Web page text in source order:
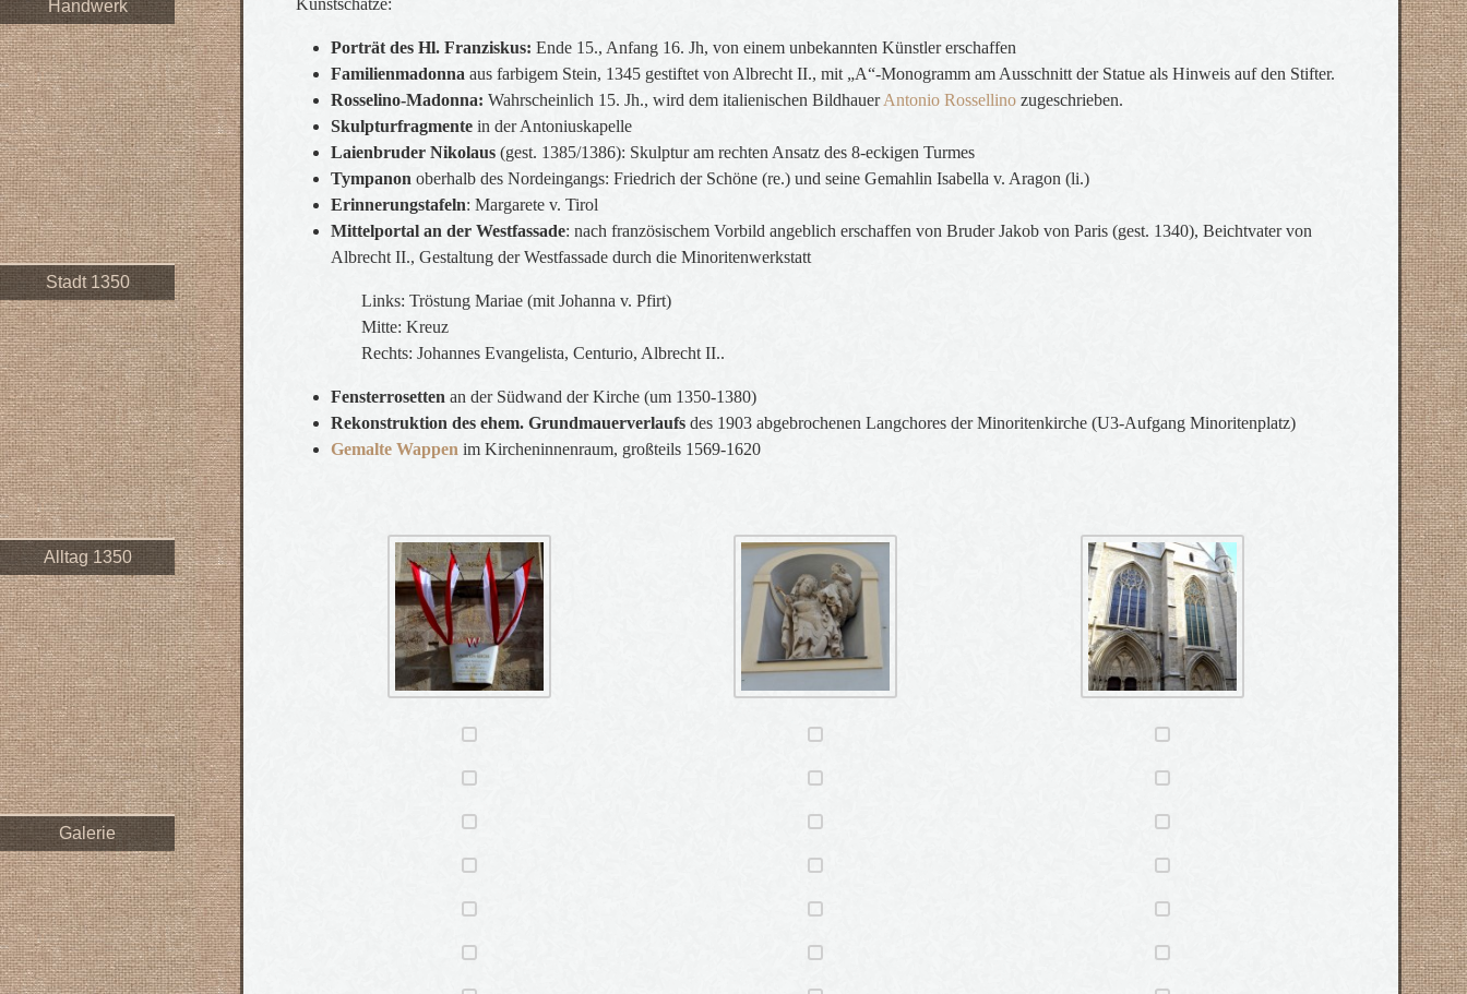
Kunstschätze:
Porträt des Hl. Franziskus: Ende 15., Anfang 16. Jh, von einem unbekannten Künstler erschaffen
Familienmadonna aus farbigem Stein, 1345 gestiftet von Albrecht II., mit „A“-Monogramm am Ausschnitt der Statue als Hinweis auf den Stifter.
Rosselino-Madonna: Wahrscheinlich 15. Jh., wird dem italienischen BildhauerAntonio Rossellino zugeschrieben.
Skulpturfragmente in der Antoniuskapelle
Laienbruder Nikolaus (gest. 1385/1386): Skulptur am rechten Ansatz des 8-eckigen Turmes
Tympanon oberhalb des Nordeingangs: Friedrich der Schöne (re.) und seine Gemahlin Isabella v. Aragon (li.)
Erinnerungstafeln: Margarete v. Tirol
Mittelportal an der Westfassade: nach französischem Vorbild angeblich erschaffen von Bruder Jakob von Paris (gest. 1340), Beichtvater von
Albrecht II., Gestaltung der Westfassade durch die Minoritenwerkstatt
Links: Tröstung Mariae (mit Johanna v. Pfirt)
Mitte: Kreuz
Rechts: Johannes Evangelista, Centurio, Albrecht II..
Fensterrosetten an der Südwand der Kirche (um 1350-1380)
Rekonstruktion des ehem. Grundmauerverlaufs des 1903 abgebrochenen Langchores der Minoritenkirche (U3-Aufgang Minoritenplatz)
Gemalte Wappen im Kircheninnenraum, großteils 1569-1620
Handwerk
Stadt 1350
Alltag 1350
Galerie